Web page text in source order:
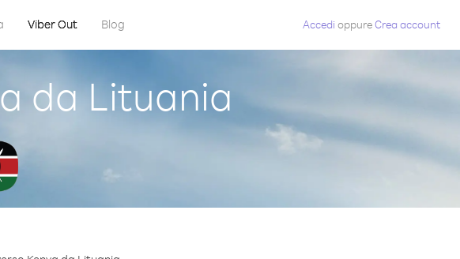
Viber Out Blog Accedi oppureCrea account
da Lituania